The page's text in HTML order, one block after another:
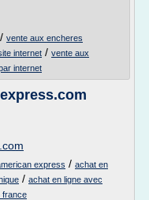
/ vente aux encheres
internet / vente aux
internet
express / achat en
/ achat en ligne avec
france